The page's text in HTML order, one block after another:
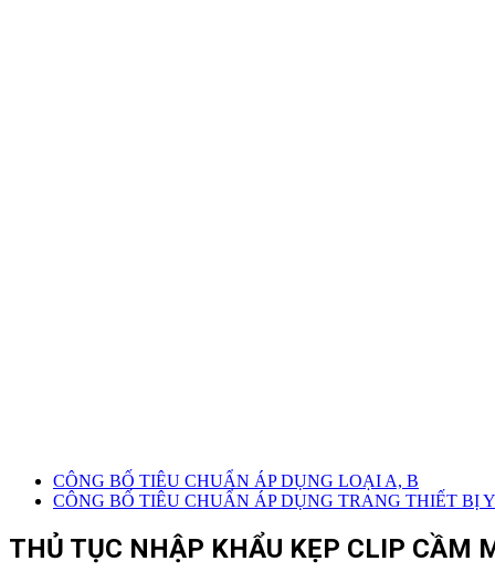
CÔNG BỐ TIÊU CHUẨN ÁP DỤNG LOẠI A, B
CÔNG BỐ TIÊU CHUẨN ÁP DỤNG TRANG THIẾT BỊ
THỦ TỤC NHẬP KHẨU KẸP CLIP CẦM